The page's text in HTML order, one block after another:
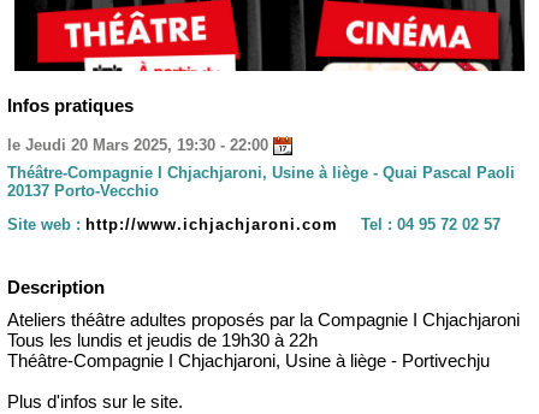
Infos pratiques
le Jeudi 20 Mars 2025, 19:30 - 22:00
Théâtre-Compagnie I Chjachjaroni, Usine à liège - Quai Pascal Paoli
20137 Porto-Vecchio
Site web : http://www.ichjachjaroni.com Tel : 04 95 72 02 57
Description
Ateliers théâtre adultes proposés par la Compagnie I Chjachjaroni
Tous les lundis et jeudis de 19h30 à 22h
Théâtre-Compagnie I Chjachjaroni, Usine à liège - Portivechju
Plus d'infos sur le site.